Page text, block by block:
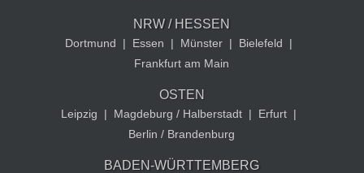
NRW / HESSEN
Dortmund | Essen | Münster | Bielefeld
|
Frankfurt am Main
OSTEN
Leipzig | Magdeburg / Halberstadt | Erfurt |
Berlin / Brandenburg
BADEN-WÜRTTEMBERG